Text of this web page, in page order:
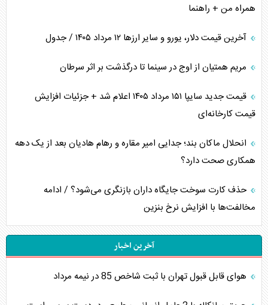
همراه من + راهنما
آخرین قیمت دلار، یورو و سایر ارز‌ها ۱۲ مرداد ۱۴۰۵ / جدول
مریم همتیان از اوج در سینما تا درگذشت بر اثر سرطان
قیمت جدید سایپا ۱۵۱ مرداد ۱۴۰۵ اعلام شد + جزئیات افزایش
قیمت کارخانه‌ای
انحلال ماکان بند؛ جدایی امیر مقاره و رهام هادیان بعد از یک دهه
همکاری صحت دارد؟
حذف کارت سوخت جایگاه داران بازنگری می‌شود؟ / ادامه
مخالفت‌ها با افزایش نرخ بنزین
آخرین اخبار
هوای قابل قبول تهران با ثبت شاخص 85 در نیمه مرداد